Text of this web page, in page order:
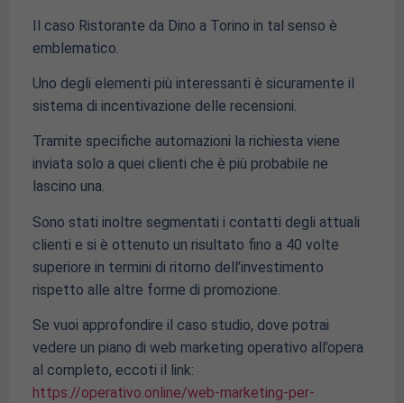
Il caso Ristorante da Dino a Torino in tal senso è
emblematico.
Uno degli elementi più interessanti è sicuramente il
sistema di incentivazione delle recensioni.
Tramite specifiche automazioni la richiesta viene
inviata solo a quei clienti che è più probabile ne
lascino una.
Sono stati inoltre segmentati i contatti degli attuali
clienti e si è ottenuto un risultato fino a 40 volte
superiore in termini di ritorno dell’investimento
rispetto alle altre forme di promozione.
Se vuoi approfondire il caso studio, dove potrai
vedere un piano di web marketing operativo all’opera
al completo, eccoti il link:
https://operativo.online/web-marketing-per-